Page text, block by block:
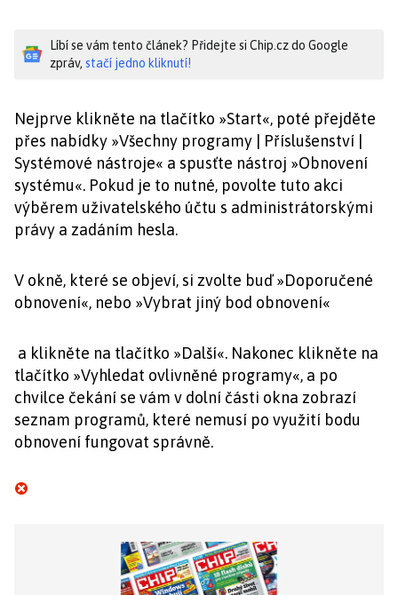
Líbí se vám tento článek? Přidejte si Chip.cz do Google
zpráv, stačí jedno kliknutí!
Nejprve klikněte na tlačítko »Start«, poté přejděte
přes nabídky »Všechny programy | Příslušenství |
Systémové nástroje« a spusťte nástroj »Obnovení
systému«. Pokud je to nutné, povolte tuto akci
výběrem uživatelského účtu s administrátorskými
právy a zadáním hesla.
V okně, které se objeví, si zvolte buď »Doporučené
obnovení«, nebo »Vybrat jiný bod obnovení«
a klikněte na tlačítko »Další«. Nakonec klikněte na
tlačítko »Vyhledat ovlivněné programy«, a po
chvilce čekání se vám v dolní části okna zobrazí
seznam programů, které nemusí po využití bodu
obnovení fungovat správně.